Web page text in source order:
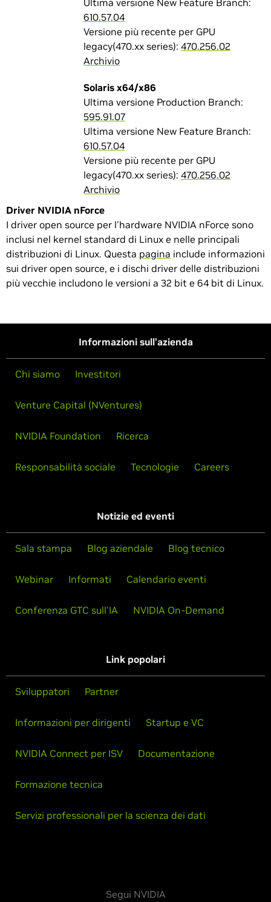
Ultima versione New Feature Branch:
610.57.04
Versione più recente per GPU
legacy(470.xx series):470.256.02
Archivio
Solaris x64/x86
Ultima versione Production Branch:
595.91.07
Ultima versione New Feature Branch:
610.57.04
Versione più recente per GPU
legacy(470.xx series):470.256.02
Archivio
Driver NVIDIA nForce
I driver open source per l'hardware NVIDIA nForce sono
inclusi nel kernel standard di Linux e nelle principali
distribuzioni di Linux. Questa pagina include informazioni
sui driver open source, e i dischi driver delle distribuzioni
più vecchie includono le versioni a 32 bit e 64 bit di Linux.
Informazioni sull'azienda
Chi siamo Investitori
Venture Capital (NVentures)
NVIDIA Foundation Ricerca
Responsabilità sociale Tecnologie Careers
Notizie ed eventi
Sala stampa Blog aziendale Blog tecnico
Webinar Informati Calendario eventi
Conferenza GTC sull'IA NVIDIA On-Demand
Link popolari
Sviluppatori Partner
Informazioni per dirigenti Startup e VC
NVIDIA Connect per ISV Documentazione
Formazione tecnica
Servizi professionali per la scienza dei dati
Segui NVIDIA